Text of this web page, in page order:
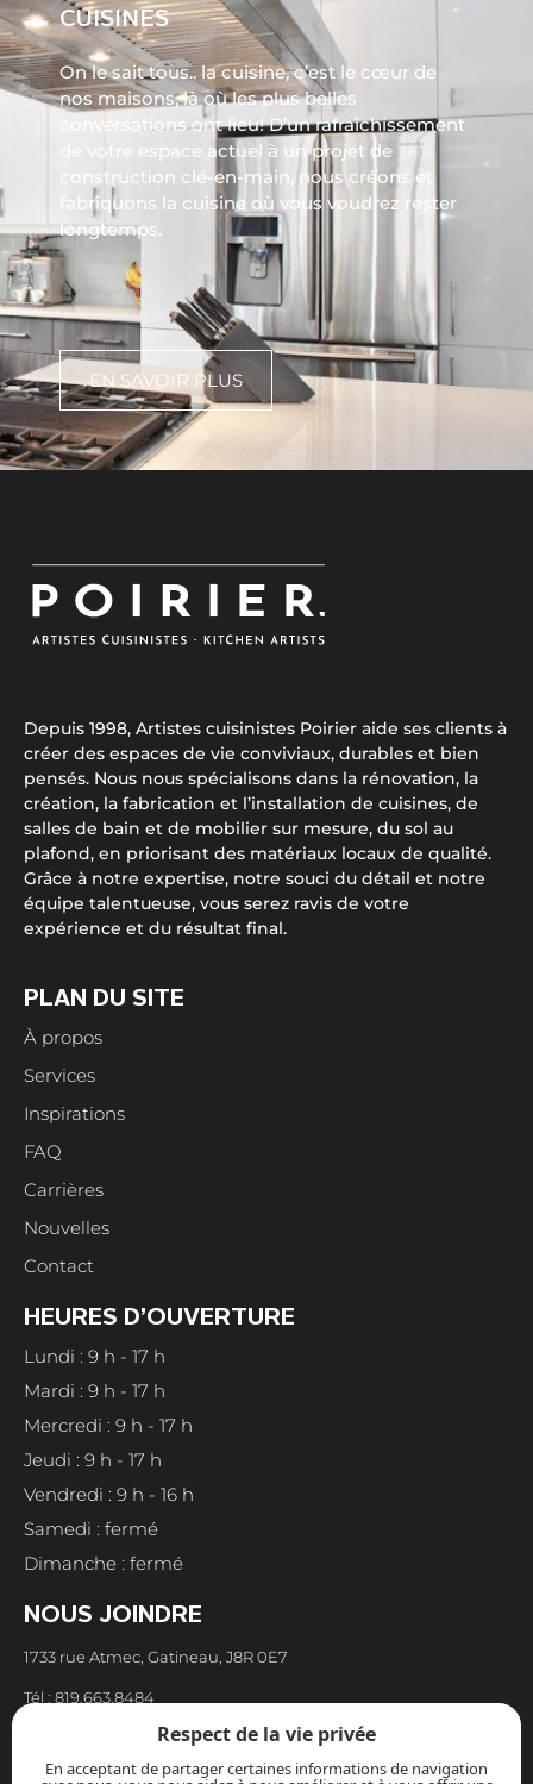
CUISINES
On le sait tous.. la cuisine, c’est le cœur de
nos maisons, là où les plus belles
conversations ont lieu! D’un rafraîchissement
de votre espace actuel à un projet de
construction clé-en-main, nous créons et
fabriquons la cuisine où vous voudrez rester
longtemps.
EN SAVOIR PLUS
Depuis 1998, Artistes cuisinistes Poirier aide ses clients à
créer des espaces de vie conviviaux, durables et bien
pensés. Nous nous spécialisons dans la rénovation, la
création, la fabrication et l’installation de cuisines, de
salles de bain et de mobilier sur mesure, du sol au
plafond, en priorisant des matériaux locaux de qualité.
Grâce à notre expertise, notre souci du détail et notre
équipe talentueuse, vous serez ravis de votre
expérience et du résultat final.
PLAN DU SITE
À propos
Services
Inspirations
FAQ
Carrières
Nouvelles
Contact
HEURES D’OUVERTURE
Lundi : 9 h - 17 h
Mardi : 9 h - 17 h
Mercredi : 9 h - 17 h
Jeudi : 9 h - 17 h
Vendredi : 9 h - 16 h
Samedi : fermé
Dimanche : fermé
NOUS JOINDRE
1733 rue Atmec, Gatineau, J8R 0E7
Tél : 819.663.8484
Courriel : reception@cuisinespoirier.com
Respect de la vie privée
En acceptant de partager certaines informations de navigation